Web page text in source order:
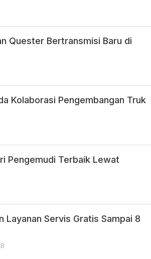
Quester Bertransmisi Baru di
Kolaborasi Pengembangan Truk
Pengemudi Terbaik Lewat
Layanan Servis Gratis Sampai 8